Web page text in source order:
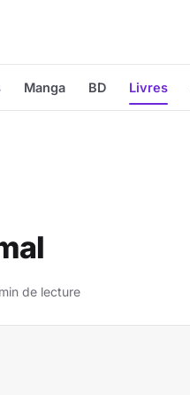
Manga BD Livres
de lecture